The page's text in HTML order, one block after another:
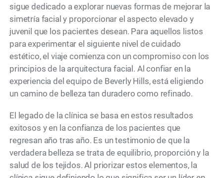
sigue dedicado a explorar nuevas formas de mejorar la
simetría facial y proporcionar el aspecto elevado y
juvenil que los pacientes desean. Para aquellos listos
para experimentar el siguiente nivel de cuidado
estético, el viaje comienza con un compromiso con los
principios de la arquitectura facial. Al confiar en la
experiencia del equipo de Beverly Hills, está eligiendo
un camino de belleza tan duradero como refinado.
El legado de la clínica se basa en estos resultados
exitosos y en la confianza de los pacientes que
regresan año tras año. Es un testimonio de que la
verdadera belleza se trata de equilibrio, proporción y la
salud de los tejidos. Al priorizar estos elementos, la